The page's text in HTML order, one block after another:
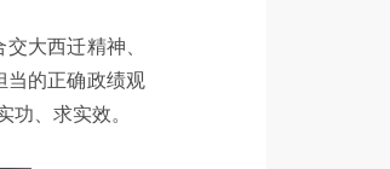
大西迁精神、
当的正确政绩观
、求实效。